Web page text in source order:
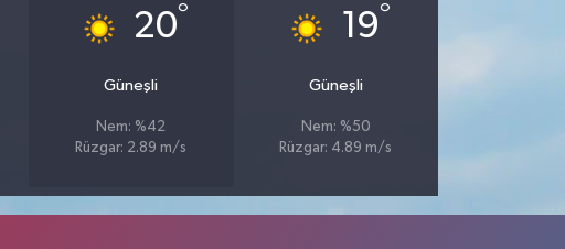
20°
Güneşli
Nem: %42
Rüzgar: 2.89 m/s
19°
Güneşli
Nem: %50
Rüzgar: 4.89 m/s